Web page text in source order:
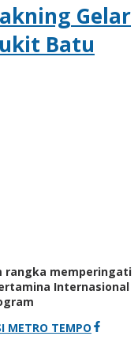
Gelar
Batu
rangka memperingati
Internasional
METRO TEMPO